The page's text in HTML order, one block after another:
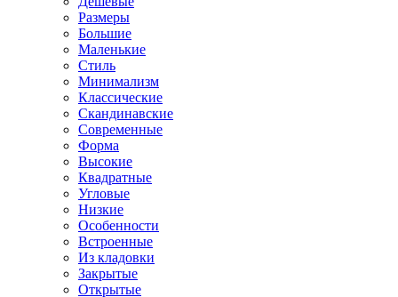
Размеры
Большие
Маленькие
Стиль
Минимализм
Классические
Скандинавские
Современные
Форма
Высокие
Квадратные
Угловые
Низкие
Особенности
Встроенные
Из кладовки
Закрытые
Открытые